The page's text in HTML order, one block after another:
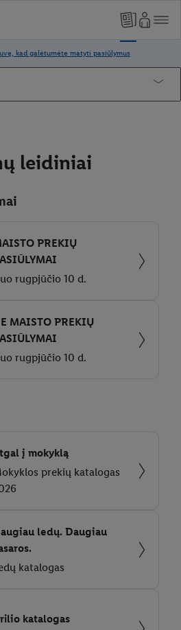
leidiniai
PREKIŲ
rugpjūčio 10 d.
MAISTO PREKIŲ
rugpjūčio 10 d.
į mokyklą
prekių katalogas
ledų. Daugiau
katalogas
katalogas